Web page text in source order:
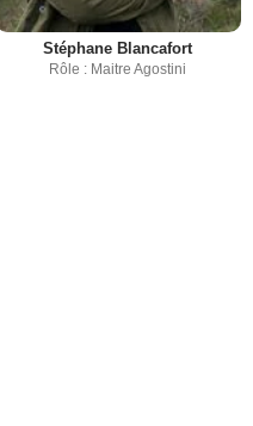
Stéphane Blancafort
Rôle : Maitre Agostini